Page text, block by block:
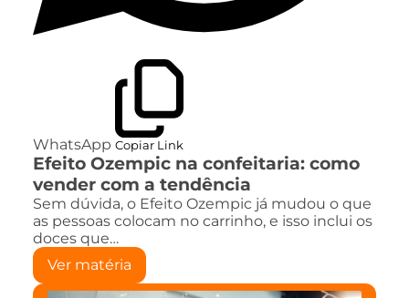
WhatsApp Copiar Link
Efeito Ozempic na confeitaria: como
vender com a tendência
Sem dúvida, o Efeito Ozempic já mudou o que
as pessoas colocam no carrinho, e isso inclui os
doces que…
Ver matéria